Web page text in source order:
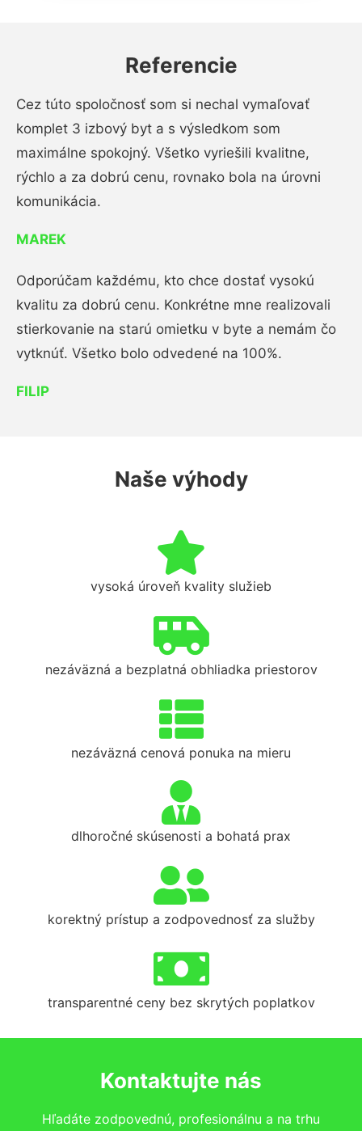
Referencie
Cez túto spoločnosť som si nechal vymaľovať
komplet 3 izbový byt a s výsledkom som
maximálne spokojný. Všetko vyriešili kvalitne,
rýchlo a za dobrú cenu, rovnako bola na úrovni
komunikácia.
MAREK
Odporúčam každému, kto chce dostať vysokú
kvalitu za dobrú cenu. Konkrétne mne realizovali
stierkovanie na starú omietku v byte a nemám čo
vytknúť. Všetko bolo odvedené na 100%.
FILIP
Naše výhody
vysoká úroveň kvality služieb
nezáväzná a bezplatná obhliadka priestorov
nezáväzná cenová ponuka na mieru
dlhoročné skúsenosti a bohatá prax
korektný prístup a zodpovednosť za služby
transparentné ceny bez skrytých poplatkov
Kontaktujte nás
Hľadáte zodpovednú, profesionálnu a na trhu